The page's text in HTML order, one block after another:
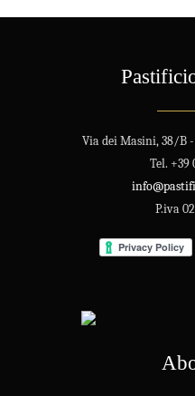
Via dei Masini, 38/B -
Tel. +39
P.iva